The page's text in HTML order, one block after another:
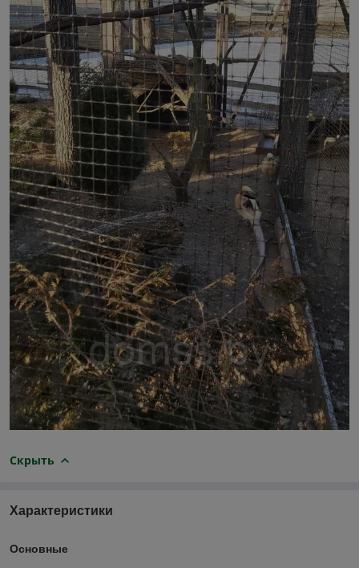
Скрыть
Характеристики
Основные